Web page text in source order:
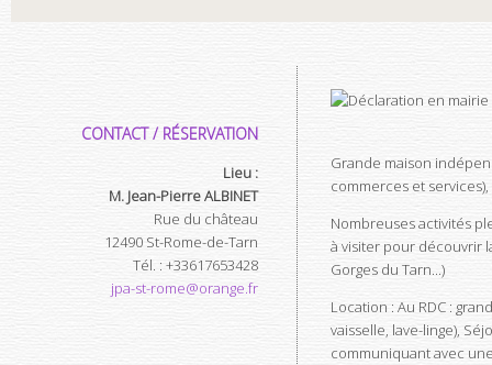
CONTACT / RÉSERVATION
Lieu :
M. Jean-Pierre ALBINET
Rue du château
12490 St-Rome-de-Tarn
Tél. : +33617653428
jpa-st-rome@orange.fr
Grande maison
commerces et
Nombreuses activités
à visiter pour découvrir
Gorges du Tarn...)
Location : Au RDC :
vaisselle, lave-linge),
communiquant avec